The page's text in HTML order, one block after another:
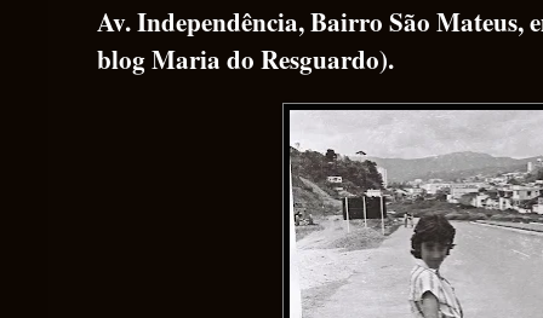
Av. Independência, Bairro São Mateus,
blog Maria do Resguardo).